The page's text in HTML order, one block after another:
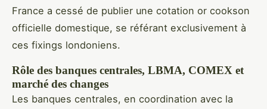
France a cessé de publier une cotation or cookson
officielle domestique, se référant exclusivement à
ces fixings londoniens.
Rôle des banques centrales, LBMA, COMEX et
marché des changes
Les banques centrales, en coordination avec la